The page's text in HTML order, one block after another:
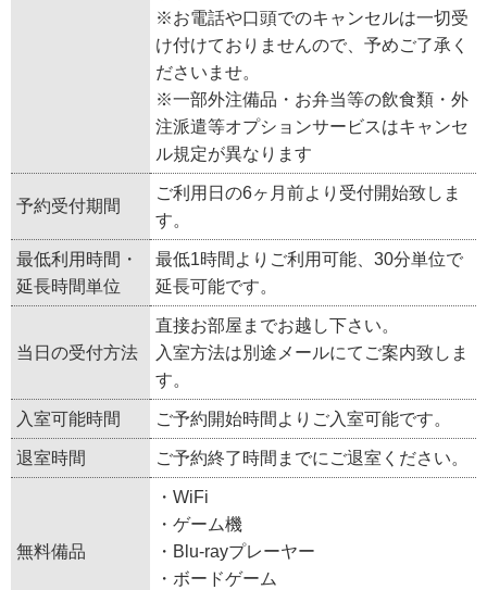
※お電話や口頭でのキャンセルは一切受
け付けておりませんので、予めご了承く
ださいませ。
※一部外注備品・お弁当等の飲食類・外
注派遣等オプションサービスはキャンセ
ル規定が異なります
予約受付期間
ご利用日の6ヶ月前より受付開始致しま
す。
最低利用時間・
延長時間単位
最低1時間よりご利用可能、30分単位で
延長可能です。
当日の受付方法
直接お部屋までお越し下さい。
入室方法は別途メールにてご案内致しま
す。
入室可能時間 ご予約開始時間よりご入室可能です。
退室時間 ご予約終了時間までにご退室ください。
無料備品
・WiFi
・ゲーム機
・Blu-rayプレーヤー
・ボードゲーム